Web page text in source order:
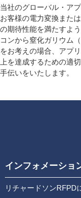
当社のグローバル・ア
お客様の電力変換また
の期待性能を満たすよ
コンから窒化ガリウム
をお考えの場合、アプ
上を達成するための適
手伝いをいたします。
インフォメーショ
リチャードソンRFPD